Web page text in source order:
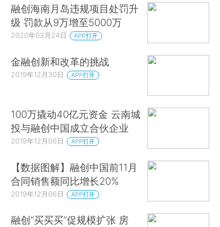
融创海南月岛违规项目处罚升
级 罚款从9万增至5000万
2020年03月24日 APP打开
金融创新和改革的挑战
2019年12月30日 APP打开
100万撬动40亿元资金 云南城
投与融创中国成立合伙企业
2019年12月06日 APP打开
【数据图解】融创中国前11月
合同销售额同比增长20%
2019年12月06日 APP打开
融创“买买买”促规模扩张 房